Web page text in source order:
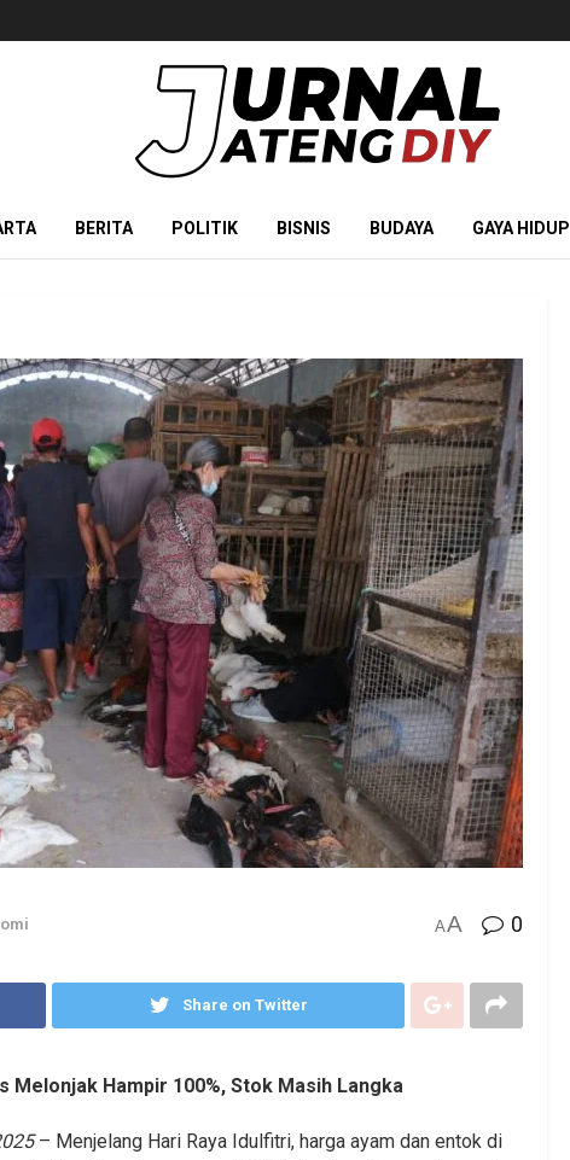
BERITA POLITIK BISNIS BUDAYA GAYA HIDUP
AA 0
Share on Twitter
Melonjak Hampir 100%, Stok Masih Langka
– Menjelang Hari Raya Idulfitri, harga ayam dan entok di